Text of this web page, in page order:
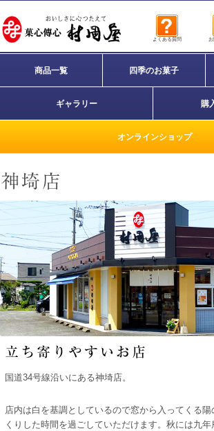
よくある質問
商品一覧 四季のお菓子
ギャラリー 購
オンラインショップ
国道34号線沿いにある神埼店。
店内は白を基調としているので窓から入ってくる
くりした時間を過ごしていただけます。秋には九